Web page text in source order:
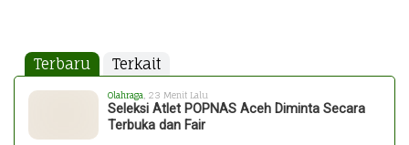
Terbaru Terkait
Olahraga , 23 Menit Lalu
Seleksi Atlet POPNAS Aceh Diminta Secara
Terbuka dan Fair